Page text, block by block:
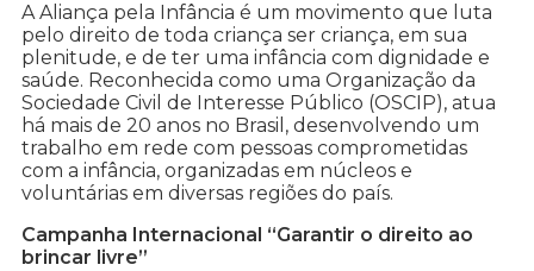
A Aliança pela Infância é um movimento que luta
pelo direito de toda criança ser criança, em sua
plenitude, e de ter uma infância com dignidade e
saúde. Reconhecida como uma Organização da
Sociedade Civil de Interesse Público (OSCIP), atua
há mais de 20 anos no Brasil, desenvolvendo um
trabalho em rede com pessoas comprometidas
com a infância, organizadas em núcleos e
voluntárias em diversas regiões do país.
Campanha Internacional “Garantir o direito ao
brincar livre”